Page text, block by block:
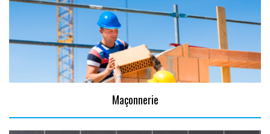
Maçonnerie